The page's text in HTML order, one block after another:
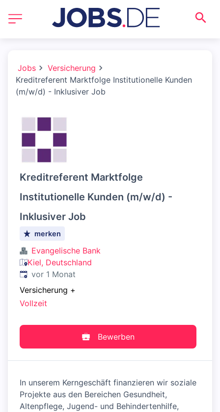
Jobs
Versicherung
Kreditreferent Marktfolge Institutionelle Kunden
(m/w/d) - Inklusiver Job
Kreditreferent Marktfolge
Institutionelle Kunden (m/w/d) -
Inklusiver Job
merken
Evangelische Bank
Kiel, Deutschland
Veröffentlicht:
vor 1 Monat
Versicherung +
Vollzeit
Bewerben
In unserem Kerngeschäft finanzieren wir soziale
Projekte aus den Bereichen Gesundheit,
Altenpflege, Jugend- und Behindertenhilfe,